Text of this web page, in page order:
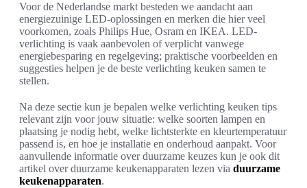
Voor de Nederlandse markt besteden we aandacht aan
energiezuinige LED-oplossingen en merken die hier veel
voorkomen, zoals Philips Hue, Osram en IKEA. LED-
verlichting is vaak aanbevolen of verplicht vanwege
energiebesparing en regelgeving; praktische voorbeelden en
suggesties helpen je de beste verlichting keuken samen te
stellen.
Na deze sectie kun je bepalen welke verlichting keuken tips
relevant zijn voor jouw situatie: welke soorten lampen en
plaatsing je nodig hebt, welke lichtsterkte en kleurtemperatuur
passend is, en hoe je installatie en onderhoud aanpakt. Voor
aanvullende informatie over duurzame keuzes kun je ook dit
artikel over duurzame keukenapparaten lezen via duurzame
keukenapparaten.